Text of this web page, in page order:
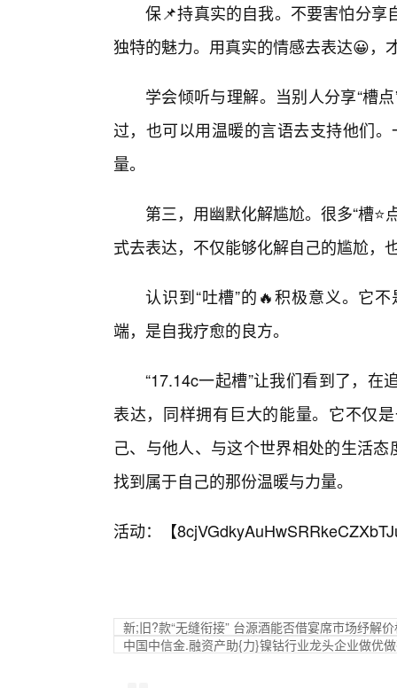
保📌持真实的自我。不要害怕分享
独特的魅力。用真实的情感去表达😀，
学会倾听与理解。当别人分享“槽
过，也可以用温暖的言语去支持他们。
量。
第三，用幽默化解尴尬。很多“槽
式去表达，不仅能够化解自己的尴尬，
认识到“吐槽”的🔥积极意义。它
端，是自我疗愈的良方。
“17.14c一起槽”让我们看到了，
表达，同样拥有巨大的能量。它不仅
己、与他人、与这个世界相处的生活
找到属于自己的那份温暖与力量。
活动：【
新;旧?款“无缝衔接” 台源酒能否借宴席市场纾解价
中国中信金.融资产助{力}镍钴行业龙头企业做优